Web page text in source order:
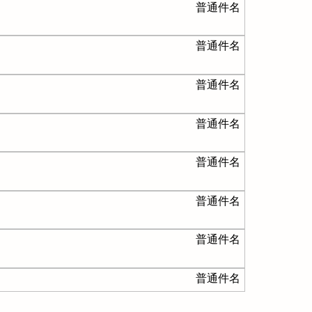
普通件名
普通件名
普通件名
普通件名
普通件名
普通件名
普通件名
普通件名